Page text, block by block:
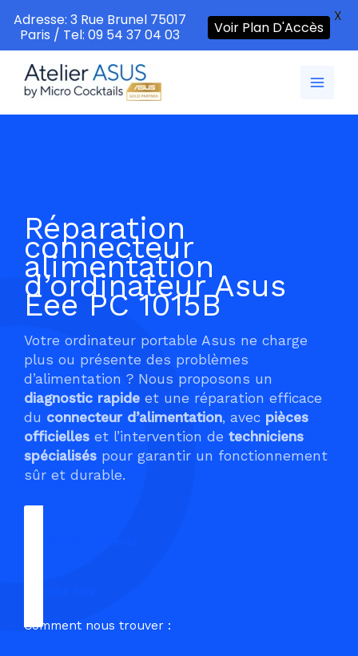
contenu
Réparation
connecteur
alimentation
d’ordinateur Asus
Eee PC 1015B
Votre ordinateur portable Asus ne charge
plus ou présente des problèmes
d’alimentation ? Nous proposons un
diagnostic rapide et une réparation efficace
du connecteur d’alimentation, avec pièces
officielles et l’intervention de techniciens
spécialisés pour garantir un fonctionnement
sûr et durable.
Comment nous trouver :
Adresse: 3 Rue Brunel 75017
Paris / Tel: 09 54 37 04 03
Voir Plan D'Accès
X